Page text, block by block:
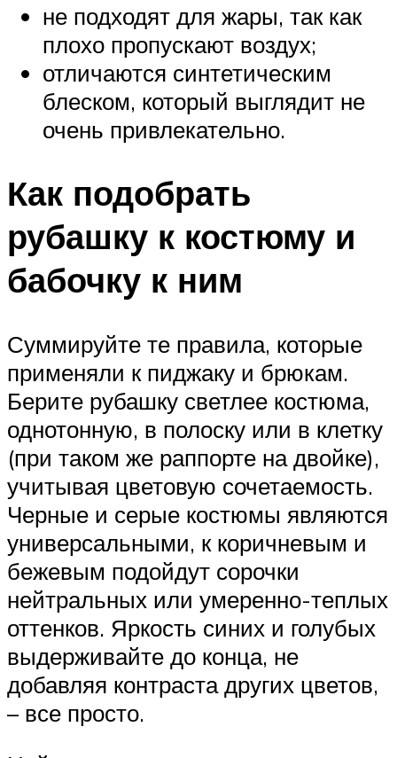
не подходят для жары, так как
плохо пропускают воздух;
отличаются синтетическим
блеском, который выглядит не
очень привлекательно.
Как подобрать
рубашку к костюму и
бабочку к ним
Суммируйте те правила, которые
применяли к пиджаку и брюкам.
Берите рубашку светлее костюма,
однотонную, в полоску или в клетку
(при таком же раппорте на двойке),
учитывая цветовую сочетаемость.
Черные и серые костюмы являются
универсальными, к коричневым и
бежевым подойдут сорочки
нейтральных или умеренно-теплых
оттенков. Яркость синих и голубых
выдерживайте до конца, не
добавляя контраста других цветов,
– все просто.